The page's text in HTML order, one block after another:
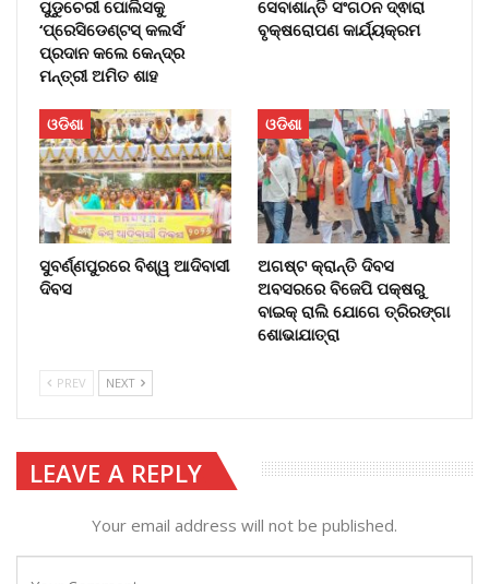
ପୁଡୁଚେରୀ ପୋଲିସକୁ
‘ପ୍ରେସିଡେଣ୍ଟସ୍ କଲର୍ସ’
ପ୍ରଦାନ କଲେ କେନ୍ଦ୍ର
ମନ୍ତ୍ରୀ ଅମିତ ଶାହ
ସେବାଶାନ୍ତି ସଂଗଠନ ଦ୍ଵାରା
ବୃକ୍ଷରୋପଣ କାର୍ଯ୍ୟକ୍ରମ
ଓଡିଶା
ସୁବର୍ଣ୍ଣପୁରରେ ବିଶ୍ୱ ଆଦିବାସୀ
ଦିବସ
ଓଡିଶା
ଅଗଷ୍ଟ କ୍ରାନ୍ତି ଦିବସ
ଅବସରରେ ବିଜେପି ପକ୍ଷରୁ
ବାଇକ୍ ରାଲି ଯୋଗେ ତ୍ରିରଙ୍ଗା
ଶୋଭାଯାତ୍ରା
PREV NEXT
LEAVE A REPLY
Your email address will not be published.